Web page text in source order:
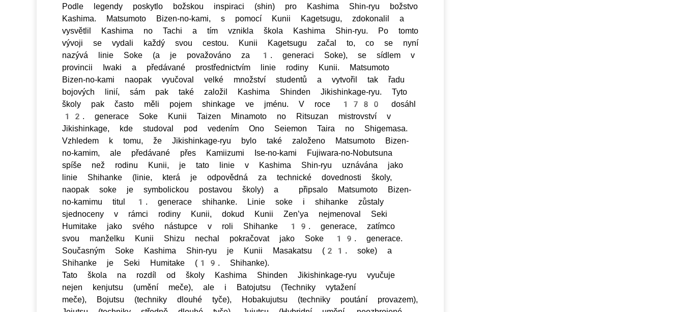
Podle legendy poskytlo božskou inspiraci (shin) pro Kashima Shin-ryu božstvo
Kashima. Matsumoto Bizen-no-kami, s pomocí Kunii Kagetsugu, zdokonalil a
vysvětlil Kashima no Tachi a tím vznikla škola Kashima Shin-ryu. Po tomto
vývoji se vydali každý svou cestou. Kunii Kagetsugu začal to, co se nyní
nazývá linie Soke (a je považováno za 1. generaci Soke), se sídlem v
provincii Iwaki a předávané prostřednictvím linie rodiny Kunii. Matsumoto
Bizen-no-kami naopak vyučoval velké množství studentů a vytvořil tak řadu
bojových linií, sám pak také založil Kashima Shinden Jikishinkage-ryu. Tyto
školy pak často měli pojem shinkage ve jménu. V roce 1780 dosáhl
12. generace Soke Kunii Taizen Minamoto no Ritsuzan mistrovství v
Jikishinkage, kde studoval pod vedením Ono Seiemon Taira no Shigemasa.
Vzhledem k tomu, že Jikishinkage-ryu bylo také založeno Matsumoto Bizen-
no-kamim, ale předávané přes Kamiizumi Ise-no-kami Fujiwara-no-Nobutsuna
spíše než rodinu Kunii, je tato linie v Kashima Shin-ryu uznávána jako
linie Shihanke (linie, která je odpovědná za technické dovednosti školy,
naopak soke je symbolickou postavou školy) a připsalo Matsumoto Bizen-
no-kamimu titul 1. generace shihanke. Linie soke i shihanke zůstaly
sjednoceny v rámci rodiny Kunii, dokud Kunii Zen’ya nejmenoval Seki
Humitake jako svého nástupce v roli Shihanke 19. generace, zatímco
svou manželku Kunii Shizu nechal pokračovat jako Soke 19. generace.
Současným Soke Kashima Shin-ryu je Kunii Masakatsu (21. soke) a
Shihanke je Seki Humitake (19. Shihanke).
Tato škola na rozdíl od školy Kashima Shinden Jikishinkage-ryu vyučuje
nejen kenjutsu (umění meče), ale i Batojutsu (Techniky vytažení
meče), Bojutsu (techniky dlouhé tyče), Hobakujutsu (techniky poutání provazem),